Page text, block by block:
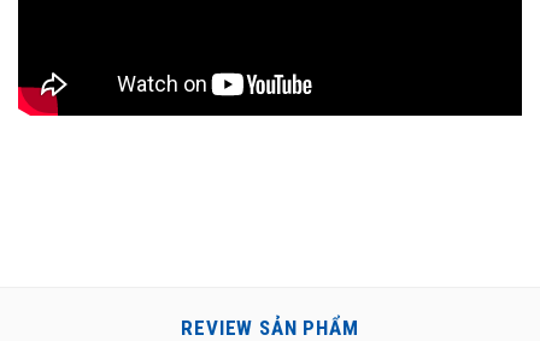
REVIEW SẢN PHẨM